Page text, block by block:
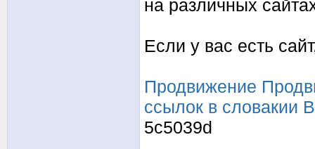
на различных
Если у вас есть
Продвижение
ссылок в словакии
5c5039d